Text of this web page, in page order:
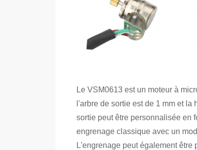
Le VSM0613 est un moteur à
l'arbre de sortie est de 1 mm et
sortie peut être personnalisée en
engrenage classique avec un
L'engrenage peut également